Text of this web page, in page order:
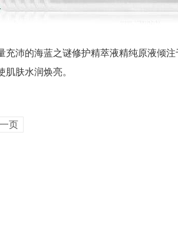
充沛的海蓝之谜修护精萃液精纯原液倾
肤水润焕亮。
页